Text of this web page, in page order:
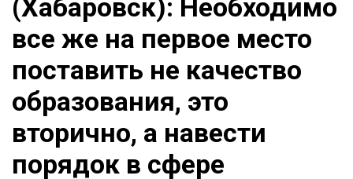
Образование
Спорт
Культура
Lifestyle
Мурзилка
(Хабаровск): Необходимо
все же на первое место
поставить не качество
образования, это
вторично, а навести
порядок в сфере